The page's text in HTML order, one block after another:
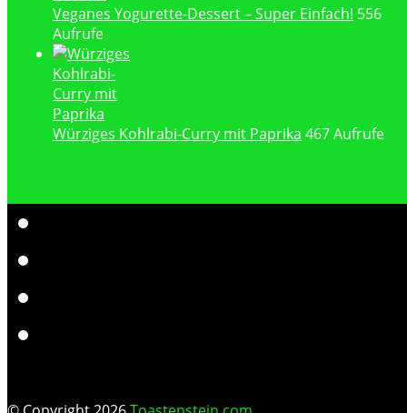
Veganes Yogurette-Dessert – Super Einfach! 556
Aufrufe
Würziges Kohlrabi-Curry mit Paprika 467 Aufrufe